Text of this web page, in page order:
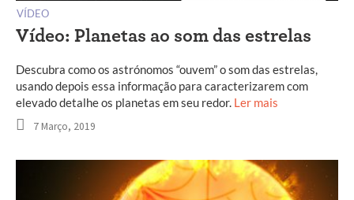
VÍDEO
Vídeo: Planetas ao som das estrelas
Descubra como os astrónomos “ouvem” o som das estrelas,
usando depois essa informação para caracterizarem com
elevado detalhe os planetas em seu redor. Ler mais
7 Março, 2019